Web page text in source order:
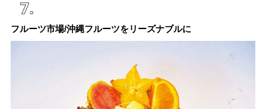
フルーツ市場/沖縄フルーツをリーズナブルに